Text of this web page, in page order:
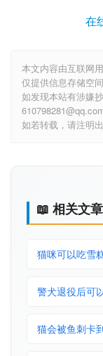
在
本文内容由互联网
仅提供信息存储空
如发现本站有涉嫌
如若转载，请注明
📖 相关文
猫咪可以吃雪
警犬退役后可
猫会被鱼刺卡